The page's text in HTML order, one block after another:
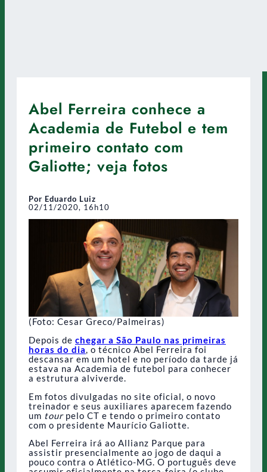
Abel Ferreira conhece a
Academia de Futebol e tem
primeiro contato com
Galiotte; veja fotos
Por Eduardo Luiz
02/11/2020, 16h10
(Foto: Cesar Greco/Palmeiras)
Depois de chegar a São Paulo nas primeiras
horas do dia, o técnico Abel Ferreira foi
descansar em um hotel e no período da tarde já
estava na Academia de futebol para conhecer
a estrutura alviverde.
Em fotos divulgadas no site oficial, o novo
treinador e seus auxiliares aparecem fazendo
um tourpelo CT e tendo o primeiro contato
com o presidente Maurício Galiotte.
Abel Ferreira irá ao Allianz Parque para
assistir presencialmente ao jogo de daqui a
pouco contra o Atlético-MG. O português deve